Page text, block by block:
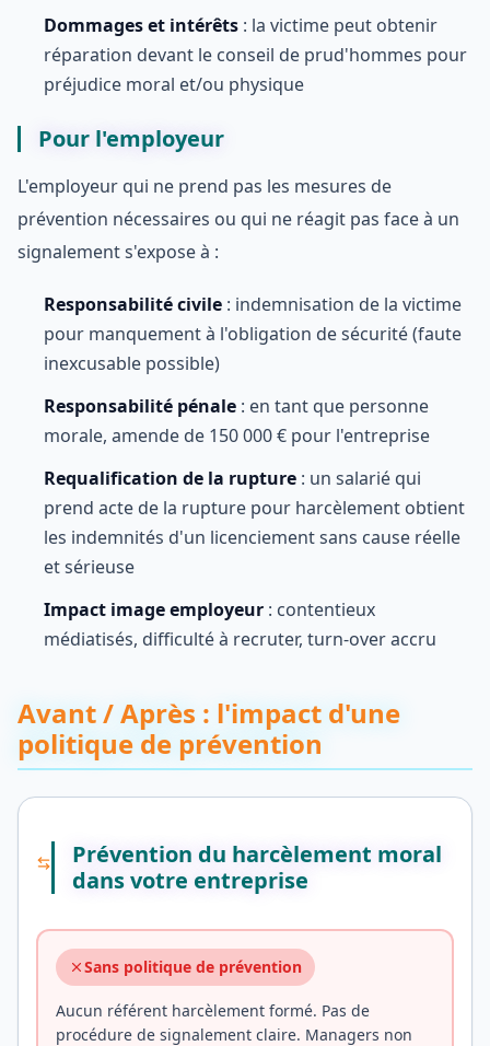
Dommages et intérêts : la victime peut obtenir
réparation devant le conseil de prud'hommes pour
préjudice moral et/ou physique
Pour l'employeur
L'employeur qui ne prend pas les mesures de
prévention nécessaires ou qui ne réagit pas face à un
signalement s'expose à :
Responsabilité civile : indemnisation de la victime
pour manquement à l'obligation de sécurité (faute
inexcusable possible)
Responsabilité pénale : en tant que personne
morale, amende de 150 000 € pour l'entreprise
Requalification de la rupture : un salarié qui
prend acte de la rupture pour harcèlement obtient
les indemnités d'un licenciement sans cause réelle
et sérieuse
Impact image employeur : contentieux
médiatisés, difficulté à recruter, turn-over accru
Avant / Après : l'impact d'une
politique de prévention
Prévention du harcèlement moral
dans votre entreprise
Sans politique de prévention
Aucun référent harcèlement formé. Pas de
procédure de signalement claire. Managers non